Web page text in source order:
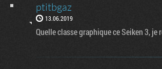
ptitbgaz
13.06.2019
Quelle classe graphique ce Seiken 3,